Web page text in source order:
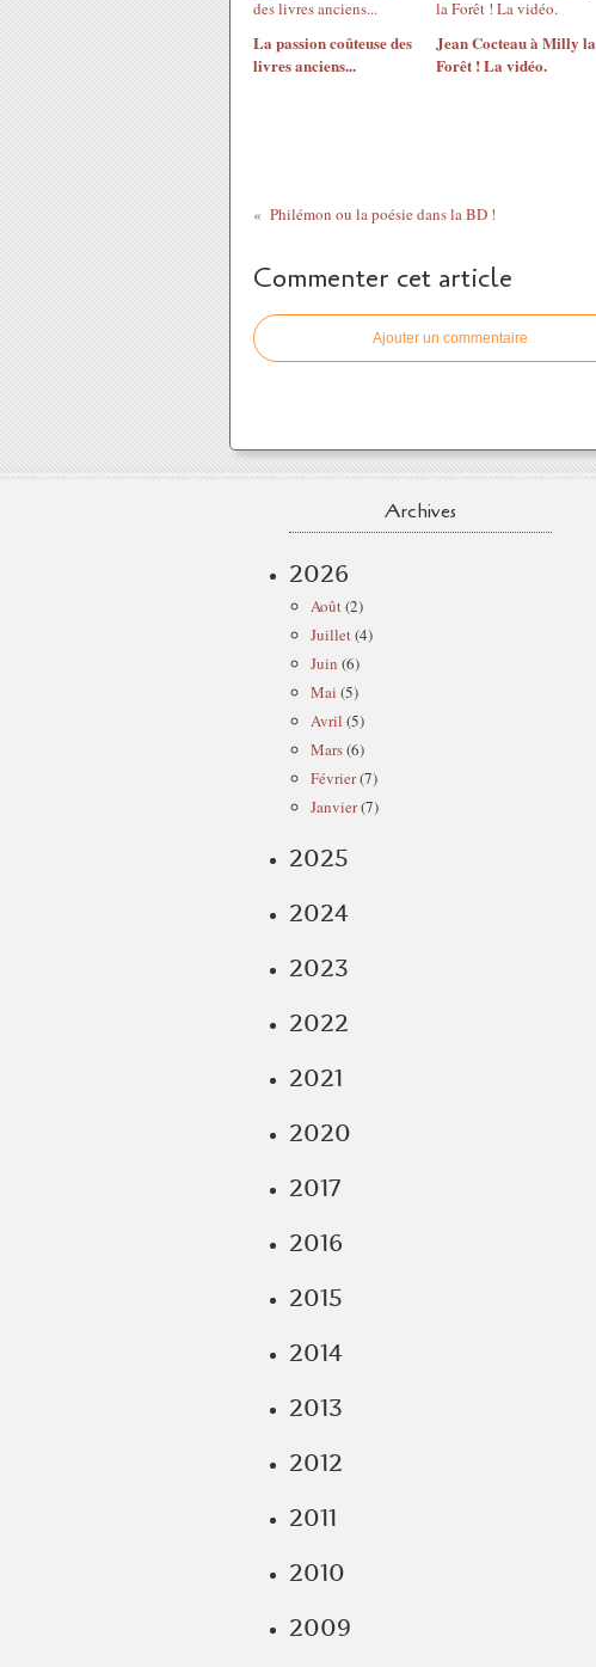
La passion coûteuse des
livres anciens...
Jean Cocteau à Milly la
Forêt ! La vidéo.
Philémon ou la poésie dans la BD !
Commenter cet article
Ajouter un commentaire
Archives
2026
Août(2)
Juillet(4)
Juin (6)
Mai (5)
Avril (5)
Mars(6)
Février(7)
Janvier(7)
2025
2024
2023
2022
2021
2020
2017
2016
2015
2014
2013
2012
2011
2010
2009